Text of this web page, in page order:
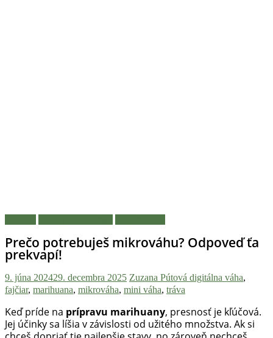
Prečo potrebuješ mikrováhu? Odpoveď ťa
prekvapí!
9. júna 202429. decembra 2025 Zuzana Pútová digitálna váha,
fajčiar, marihuana, mikrováha, mini váha, tráva
Keď príde na prípravu marihuany, presnosť je kľúčová.
Jej účinky sa líšia v závislosti od užitého množstva. Ak si